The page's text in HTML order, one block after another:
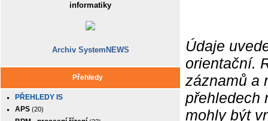
informatiky
Archiv SystemNEWS
Přehledy
PŘEHLEDY IS
APS (20)
Údaje
orientační.
záznamů a
přehledech
mohly být